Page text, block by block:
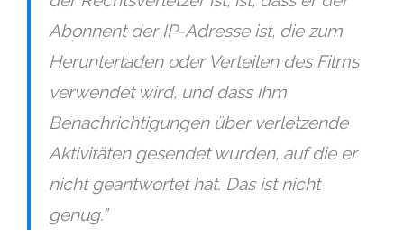
Abonnent der IP-Adresse ist, die zum
Herunterladen oder Verteilen des Films
verwendet wird, und dass ihm
Benachrichtigungen über verletzende
Aktivitäten gesendet wurden, auf die er
nicht geantwortet hat. Das ist nicht
genug.”